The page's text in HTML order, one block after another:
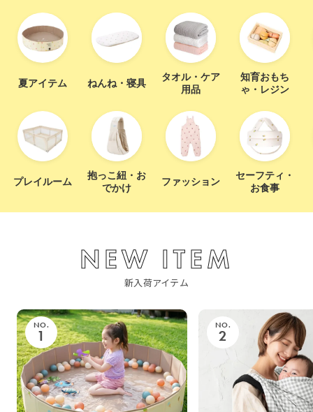
夏アイテム
プレイルーム
ねんね・寝具
抱っこ紐・お
でかけ
タオル・ケア
用品
ファッション
知育おもち
ゃ・レジン
セーフティ・
お食事
NEW ITEM
新入荷アイテム
NO.
1
NO.
2